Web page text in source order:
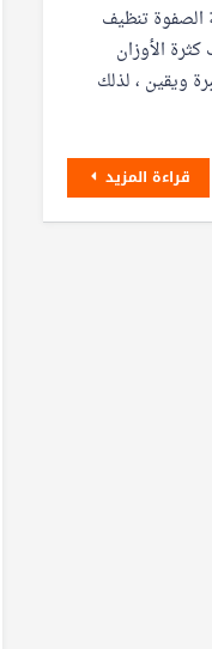
تنظيف
الأوزان
ويقين ، لذلك
قراءة المزيد